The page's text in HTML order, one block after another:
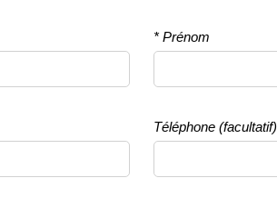
* Prénom
Téléphone (facultatif)